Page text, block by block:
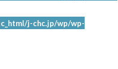
j-chc.jp/wp/wp-